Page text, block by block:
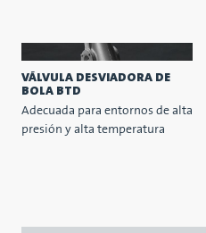
VÁLVULA DESVIADORA DE
BOLA BTD
Adecuada para entornos de alta
presión y alta temperatura